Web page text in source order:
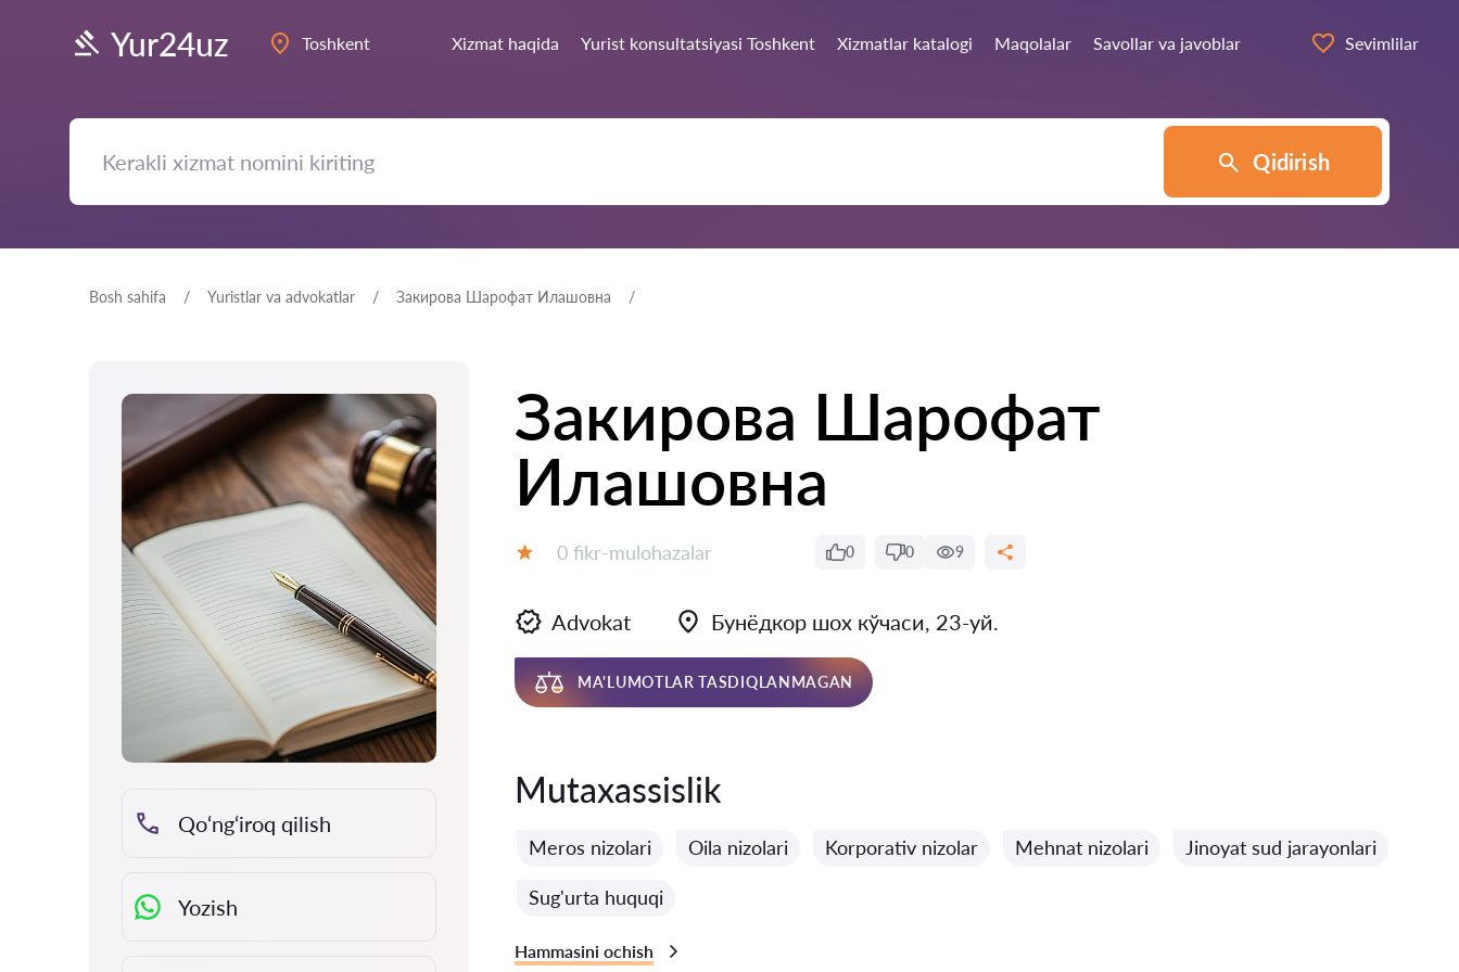
Yur24uz Toshkent Xizmat haqida Yurist konsultatsiyasi Toshkent Xizmatlar katalogi Maqolalar Savollar va javoblar Sevimlilar
Qidirish
Bosh sahifa Yuristlar va advokatlar Закирова Шарофат Илашовна
Qo‘ng‘iroq qilish
Yozish
Закирова Шарофат
Илашовна
Fikrlar:
0 fikr-mulohazalar 0 0 9
Advokat Бунёдкор шох кўчаси, 23-уй.
MA'LUMOTLAR TASDIQLANMAGAN
Mutaxassislik
Meros nizolari Oila nizolari Korporativ nizolar Mehnat nizolari Jinoyat sud jarayonlari
Sug'urta huquqi
Hammasini ochish